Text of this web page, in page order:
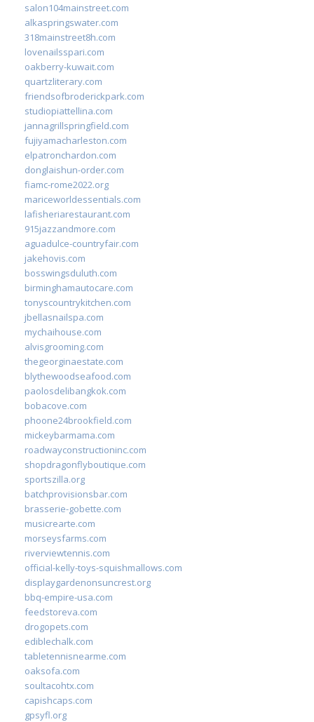
salon104mainstreet.com
alkaspringswater.com
318mainstreet8h.com
lovenailsspari.com
oakberry-kuwait.com
quartzliterary.com
friendsofbroderickpark.com
studiopiattellina.com
jannagrillspringfield.com
fujiyamacharleston.com
elpatronchardon.com
donglaishun-order.com
fiamc-rome2022.org
mariceworldessentials.com
lafisheriarestaurant.com
915jazzandmore.com
aguadulce-countryfair.com
jakehovis.com
bosswingsduluth.com
birminghamautocare.com
tonyscountrykitchen.com
jbellasnailspa.com
mychaihouse.com
alvisgrooming.com
thegeorginaestate.com
blythewoodseafood.com
paolosdelibangkok.com
bobacove.com
phoone24brookfield.com
mickeybarmama.com
roadwayconstructioninc.com
shopdragonflyboutique.com
sportszilla.org
batchprovisionsbar.com
brasserie-gobette.com
musicrearte.com
morseysfarms.com
riverviewtennis.com
official-kelly-toys-squishmallows.com
displaygardenonsuncrest.org
bbq-empire-usa.com
feedstoreva.com
drogopets.com
ediblechalk.com
tabletennisnearme.com
oaksofa.com
soultacohtx.com
capishcaps.com
gpsyfl.org